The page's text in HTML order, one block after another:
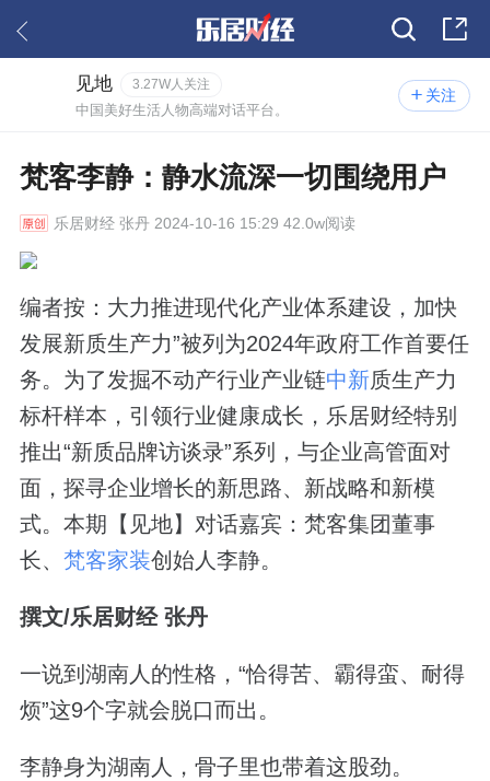
关注
见地 3.27W人关注
中国美好生活人物高端对话平台。
梵客李静：静水流深一切围绕用户
乐居财经张丹 2024-10-16 15:29 42.0w阅读
编者按：大力推进现代化产业体系建设，加快
发展新质生产力”被列为2024年政府工作首要任
务。为了发掘不动产行业产业链中新质生产力
标杆样本，引领行业健康成长，乐居财经特别
推出“新质品牌访谈录”系列，与企业高管面对
面，探寻企业增长的新思路、新战略和新模
式。本期【见地】对话嘉宾：梵客集团董事
长、 梵客家装创始人李静。
撰文/乐居财经 张丹
一说到湖南人的性格，“恰得苦、霸得蛮、耐得
烦”这9个字就会脱口而出。
李静身为湖南人，骨子里也带着这股劲。